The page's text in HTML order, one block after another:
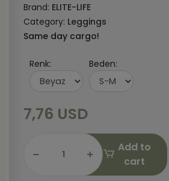
Brand: ELITE-LIFE
Category: Leggings
Same day cargo!
Renk: Beden:
7,76 USD
Add to
cart